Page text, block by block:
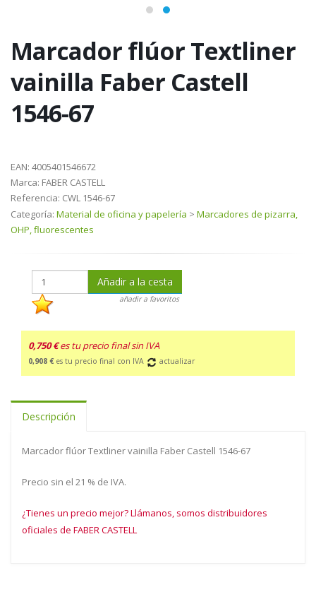
Marcador flúor Textliner
vainilla Faber Castell
1546-67
EAN: 4005401546672
Marca: FABER CASTELL
Referencia: CWL 1546-67
Categoría: Material de oficina y papelería > Marcadores de pizarra,
OHP, fluorescentes
Añadir a la cesta
añadir a favoritos
0,750 € es tu precio final sin IVA
0,908 € es tu precio final con IVA actualizar
Descripción
Marcador flúor Textliner vainilla Faber Castell 1546-67
Precio sin el 21 % de IVA.
¿Tienes un precio mejor? Llámanos, somos distribuidores
oficiales de FABER CASTELL